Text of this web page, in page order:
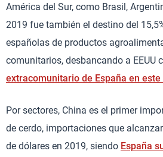
América del Sur, como Brasil,
2019 fue también el destino del
españolas de productos
comunitarios, desbancando a EEUU
extracomunitario de España en
Por sectores, China es el primer
de cerdo, importaciones que
de dólares en 2019, siendo España